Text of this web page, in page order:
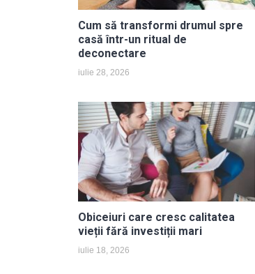
Cum să transformi drumul spre
casă într-un ritual de
deconectare
iulie 28, 2026
Obiceiuri care cresc calitatea
vieții fără investiții mari
iulie 18, 2026